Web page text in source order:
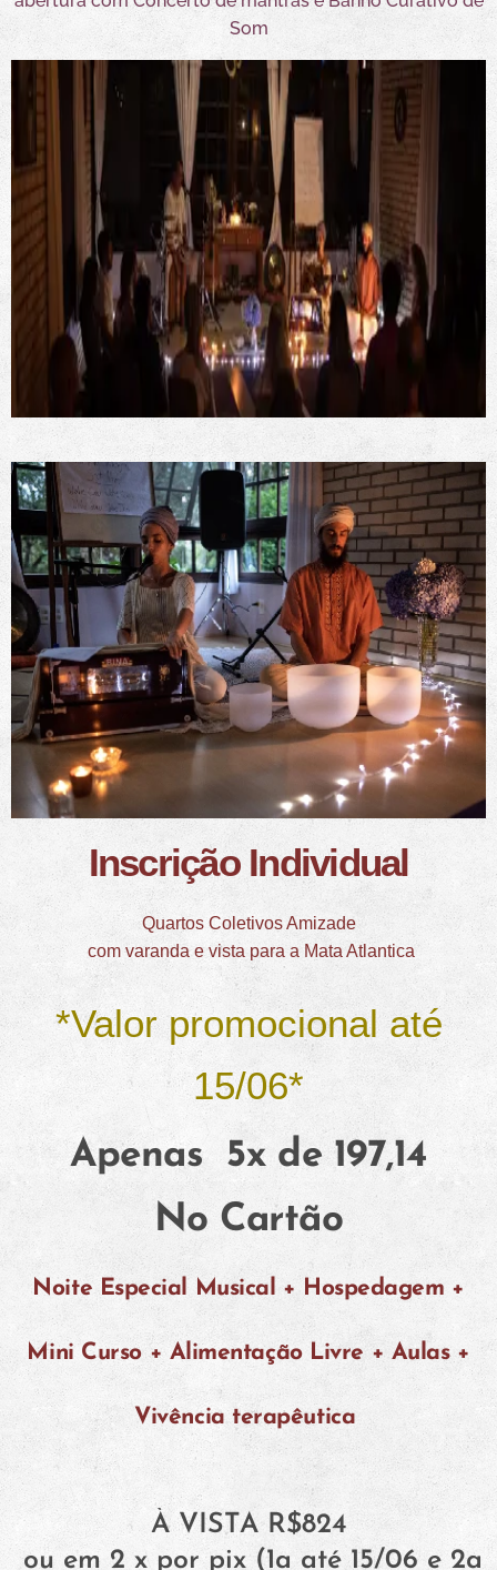
Som
Inscrição Individual
Quartos Coletivos Amizade
com varanda e vista para a Mata Atlantica
*Valor promocional até
15/06*
Apenas 5x de 197,14
No Cartão
Noite Especial Musical + Hospedagem +
Mini Curso + Alimentação Livre + Aulas +
Vivência terapêutica
À VISTA R$824
ou em 2 x por pix (1a até 15/06 e 2a